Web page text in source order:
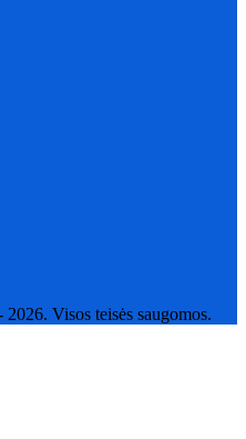
Visos teisės saugomos.